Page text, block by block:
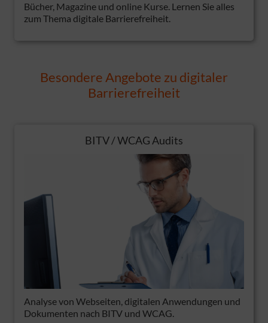
Bücher, Magazine und online Kurse. Lernen Sie alles
zum Thema digitale Barrierefreiheit.
Besondere Angebote zu digitaler
Barrierefreiheit
BITV / WCAG Audits
Analyse von Webseiten, digitalen Anwendungen und
Dokumenten nach BITV und WCAG.